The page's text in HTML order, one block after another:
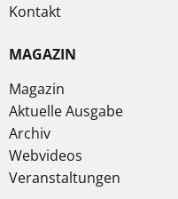
Kontakt
MAGAZIN
Magazin
Aktuelle Ausgabe
Archiv
Webvideos
Veranstaltungen